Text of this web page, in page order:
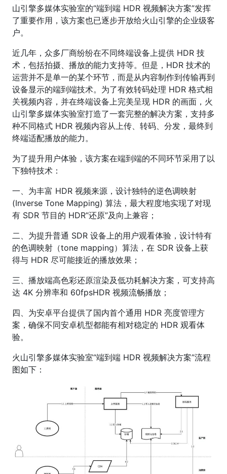
山引擎多媒体实验室的“端到端 HDR 视频解决方案”发挥
了重要作用，该方案也已逐步开放给火山引擎的企业级客
户。
近几年，众多厂商纷纷在不同终端设备上提供 HDR 技
术，包括拍摄、播放的能力支持等。但是，HDR 技术的
运营并不是单一的某个环节，而是从内容制作到传输再到
设备显示的端到端技术。为了有效转码处理 HDR 格式相
关视频内容，并在终端设备上完美呈现 HDR 的画面，火
山引擎多媒体实验室打造了一套完整的解决方案，支持多
种不同格式 HDR 视频内容从上传、转码、分发，最终到
终端适配播放的能力。
为了提升用户体验，该方案在端到端的不同环节采用了以
下独特技术：
一、为丰富 HDR 视频来源，设计独特的逆色调映射
(Inverse Tone Mapping) 算法，最大程度地实现了对现
有 SDR 节目的 HDR“还原”及向上兼容；
二、为提升普通 SDR 设备上的用户观看体验，设计特有
的色调映射（tone mapping）算法，在 SDR 设备上获
得与 HDR 尽可能接近的播放效果；
三、播放端高色彩还原渲染及低功耗解决方案，可支持高
达 4K 分辨率和 60fpsHDR 视频流畅播放；
四、为安卓平台提供了国内首个通用 HDR 亮度管理方
案，确保不同安卓机型都能有相对稳定的 HDR 观看体
验。
火山引擎多媒体实验室“端到端 HDR 视频解决方案”流程
图如下：